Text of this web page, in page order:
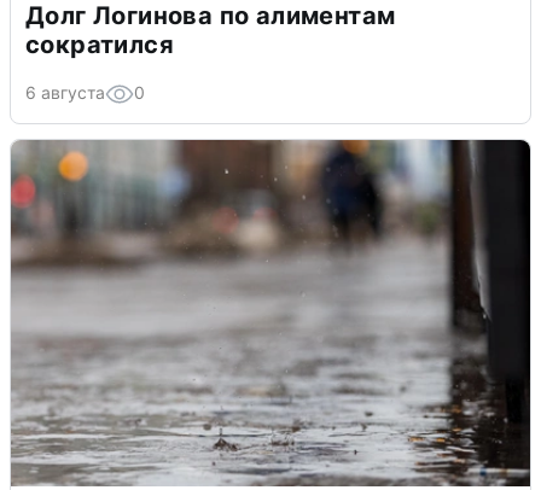
Долг Логинова по алиментам
сократился
6 августа 0